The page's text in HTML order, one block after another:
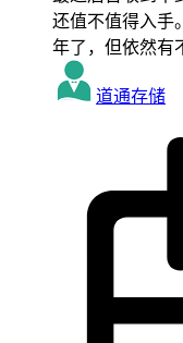
还值不值得入手
年了，但依然有
道通存储